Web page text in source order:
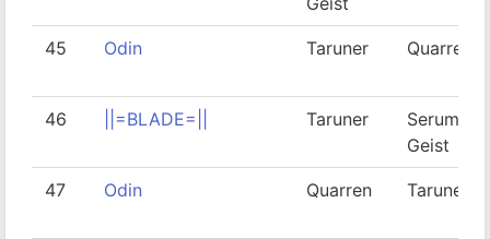
45 Odin Taruner Quarren
46 ||=BLADE=|| Taruner
Serum-
Geist
47 Odin Quarren Taruner